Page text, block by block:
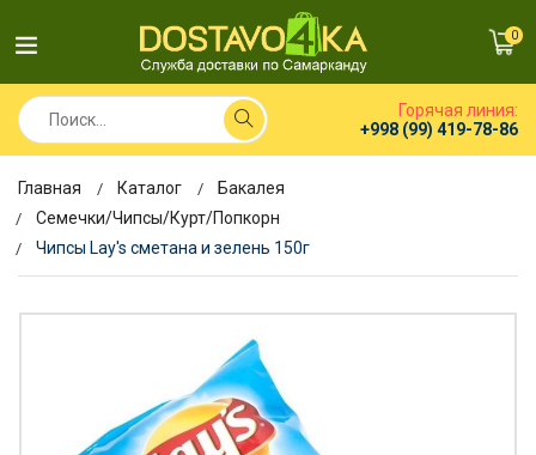
0
Горячая линия:
+998 (99) 419-78-86
Главная Каталог
Бакалея
Семечки/Чипсы/Курт/Попкорн
Чипсы Lay's сметана и зелень 150г